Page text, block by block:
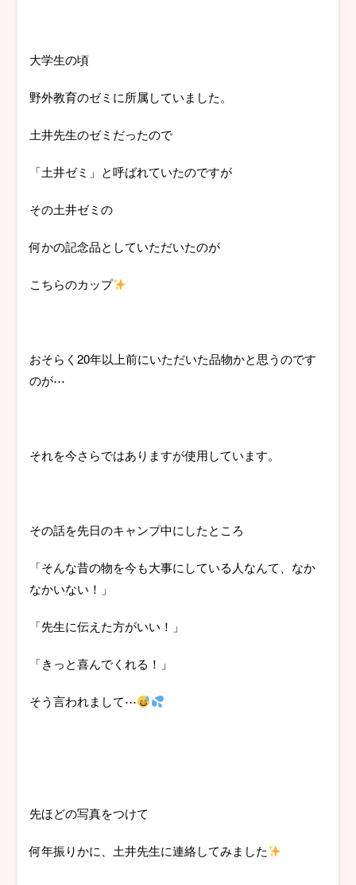
大学生の頃
野外教育のゼミに所属していました。
土井先生のゼミだったので
「土井ゼミ」と呼ばれていたのですが
その土井ゼミの
何かの記念品としていただいたのが
こちらのカップ
おそらく20年以上前にいただいた品物かと思うのです
のが⋯
それを今さらではありますが使用しています。
その話を先日のキャンプ中にしたところ
「そんな昔の物を今も大事にしている人なんて、なか
なかいない！」
「先生に伝えた方がいい！」
「きっと喜んでくれる！」
そう言われまして⋯
先ほどの写真をつけて
何年振りかに、土井先生に連絡してみました